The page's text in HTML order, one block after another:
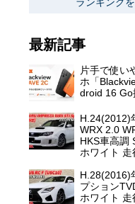
最新記事
片手で使い
ホ「
droid 16 Go
H.24(2012)
WRX 2.0
HKS車高調
ホワイト
H.28(2016)
プション
ホワイト